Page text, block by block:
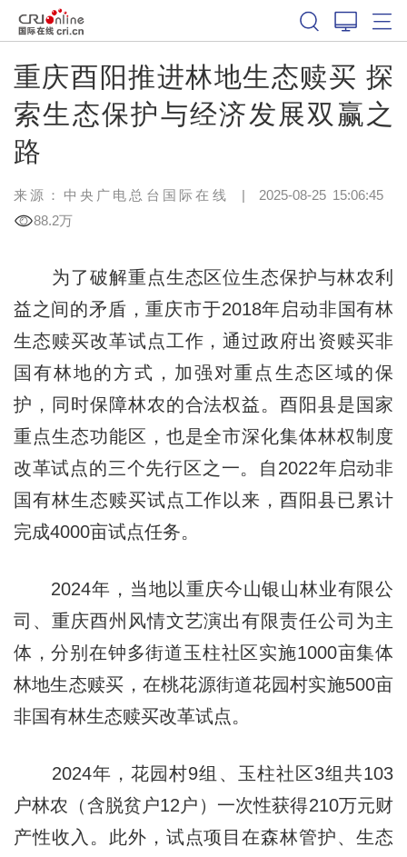
重庆酉阳推进林地生态赎买 探
索生态保护与经济发展双赢之
路
来源：中央广电总台国际在线 | 2025-08-25 15:06:45
88.2万
为了破解重点生态区位生态保护与林农利
益之间的矛盾，重庆市于2018年启动非国有林
生态赎买改革试点工作，通过政府出资赎买非
国有林地的方式，加强对重点生态区域的保
护，同时保障林农的合法权益。酉阳县是国家
重点生态功能区，也是全市深化集体林权制度
改革试点的三个先行区之一。自2022年启动非
国有林生态赎买试点工作以来，酉阳县已累计
完成4000亩试点任务。
2024年，当地以重庆今山银山林业有限公
司、重庆酉州风情文艺演出有限责任公司为主
体，分别在钟多街道玉柱社区实施1000亩集体
林地生态赎买，在桃花源街道花园村实施500亩
非国有林生态赎买改革试点。
2024年，花园村9组、玉柱社区3组共103
户林农（含脱贫户12户）一次性获得210万元财
产性收入。此外，试点项目在森林管护、生态